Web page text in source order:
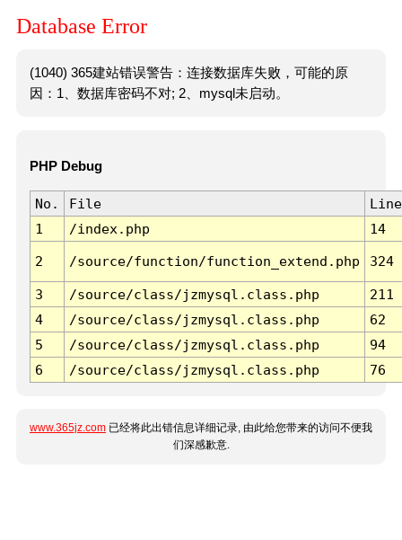
Database Error
(1040) 365建站错误警告：连接数据库失败，可能的原
因：1、数据库密码不对; 2、mysql未启动。
PHP Debug
No. File
Line
1
/index.php 14
2 /source/function/function_extend.php 324
3 /source/class/jzmysql.class.php
211
4
/source/class/jzmysql.class.php
62
5
/source/class/jzmysql.class.php
94
6
/source/class/jzmysql.class.php 76
www.365jz.com 已经将此出错信息详细记录, 由此给您带来的访问不便我
们深感歉意.